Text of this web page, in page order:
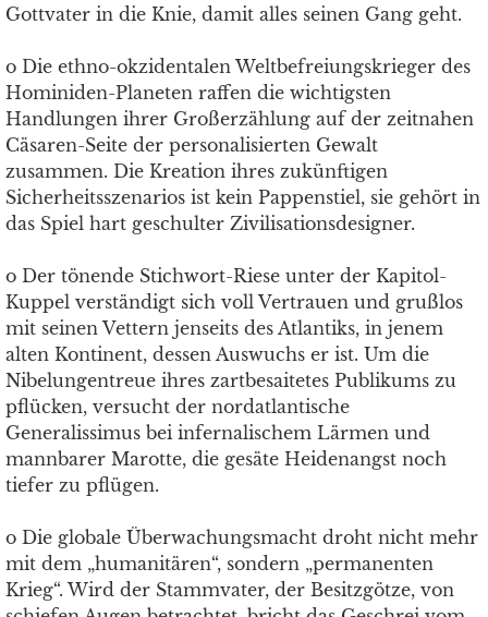
Gottvater in die Knie, damit alles seinen Gang geht.
o Die ethno-okzidentalen Weltbefreiungskrieger des
Hominiden-Planeten raffen die wichtigsten
Handlungen ihrer Großerzählung auf der zeitnahen
Cäsaren-Seite der personalisierten Gewalt
zusammen. Die Kreation ihres zukünftigen
Sicherheitsszenarios ist kein Pappenstiel, sie gehört in
das Spiel hart geschulter Zivilisationsdesigner.
o Der tönende Stichwort-Riese unter der Kapitol-
Kuppel verständigt sich voll Vertrauen und grußlos
mit seinen Vettern jenseits des Atlantiks, in jenem
alten Kontinent, dessen Auswuchs er ist. Um die
Nibelungentreue ihres zartbesaitetes Publikums zu
pflücken, versucht der nordatlantische
Generalissimus bei infernalischem Lärmen und
mannbarer Marotte, die gesäte Heidenangst noch
tiefer zu pflügen.
o Die globale Überwachungsmacht droht nicht mehr
mit dem „humanitären“, sondern „permanenten
Krieg“. Wird der Stammvater, der Besitzgötze, von